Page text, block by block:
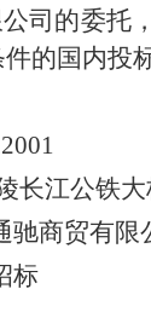
司的委托
的国内投
江公铁大
商贸有限
标